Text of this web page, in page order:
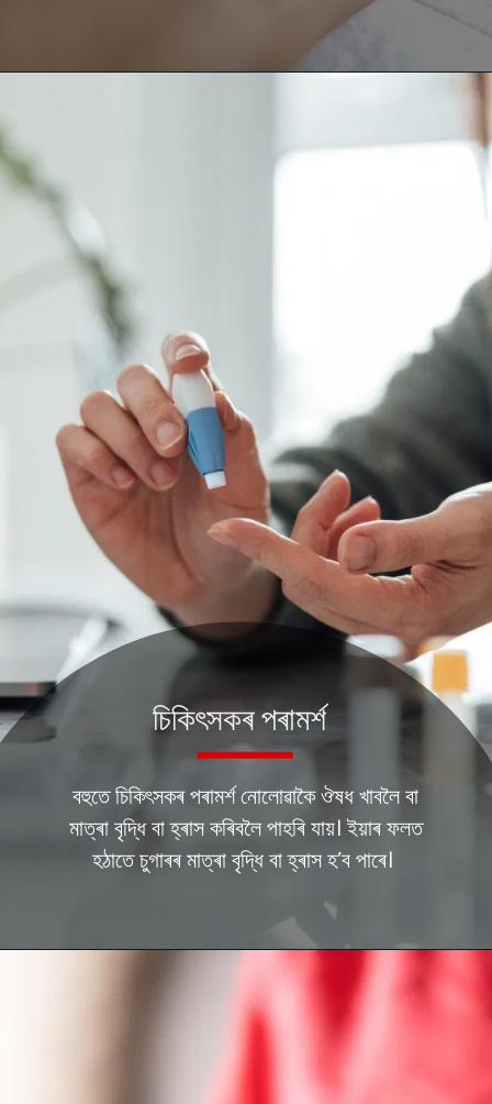
বহুতে চিকিৎসকৰ পৰামৰ্শ নোলোৱাকৈ ঔষধ খাবলৈ বা
মাত্ৰা বৃদ্ধি বা হ্ৰাস কৰিবলৈ পাহৰি যায়। ইয়াৰ ফলত
হঠাতে চুগাৰৰ মাত্ৰা বৃদ্ধি বা হ্ৰাস হ’ব পাৰে।
চিকিৎসকৰ পৰামৰ্শ